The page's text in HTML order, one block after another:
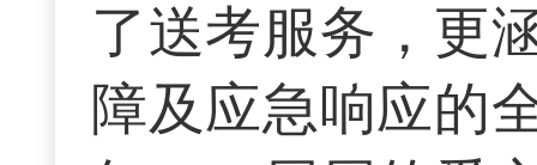
了送考服务，更
障及应急响应的